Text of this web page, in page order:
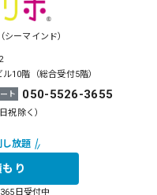
ーマインド）
10階（総合受付5階）
ト 050-5526-3655
祝除く）
り
日受付中